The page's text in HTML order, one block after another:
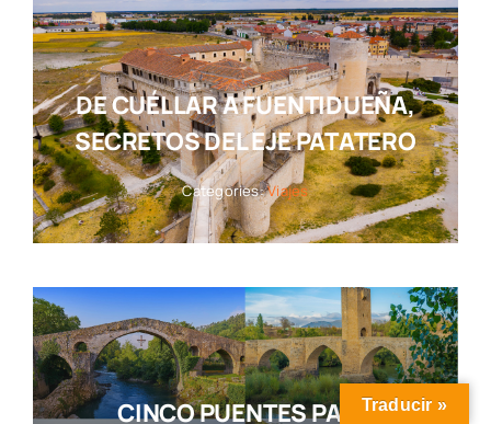
DE CUÉLLAR A FUENTIDUEÑA,
SECRETOS DEL EJE PATATERO
Categories:Viajes
CINCO PUENTES PARATraducir »